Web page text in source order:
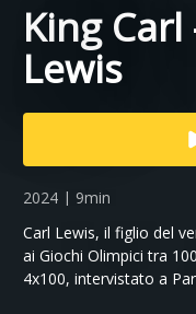
King
Lewis
2024 | 9min
Carl Lewis, il figlio del
ai Giochi Olimpici tra
4x100, intervistato a